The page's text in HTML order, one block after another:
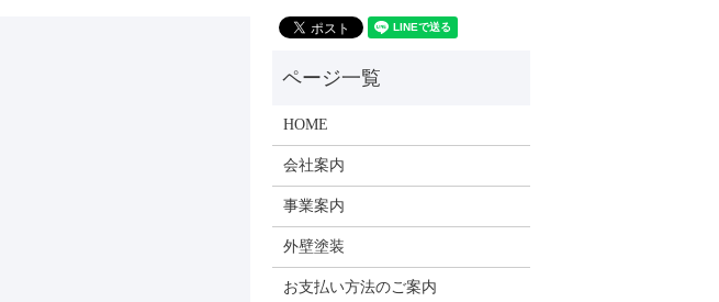
HOME
会社案内
事業案内
外壁塗装
お支払い方法のご案内